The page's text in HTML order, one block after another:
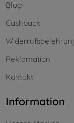
Blog
Cashback
Reklamation
Kontakt
Information